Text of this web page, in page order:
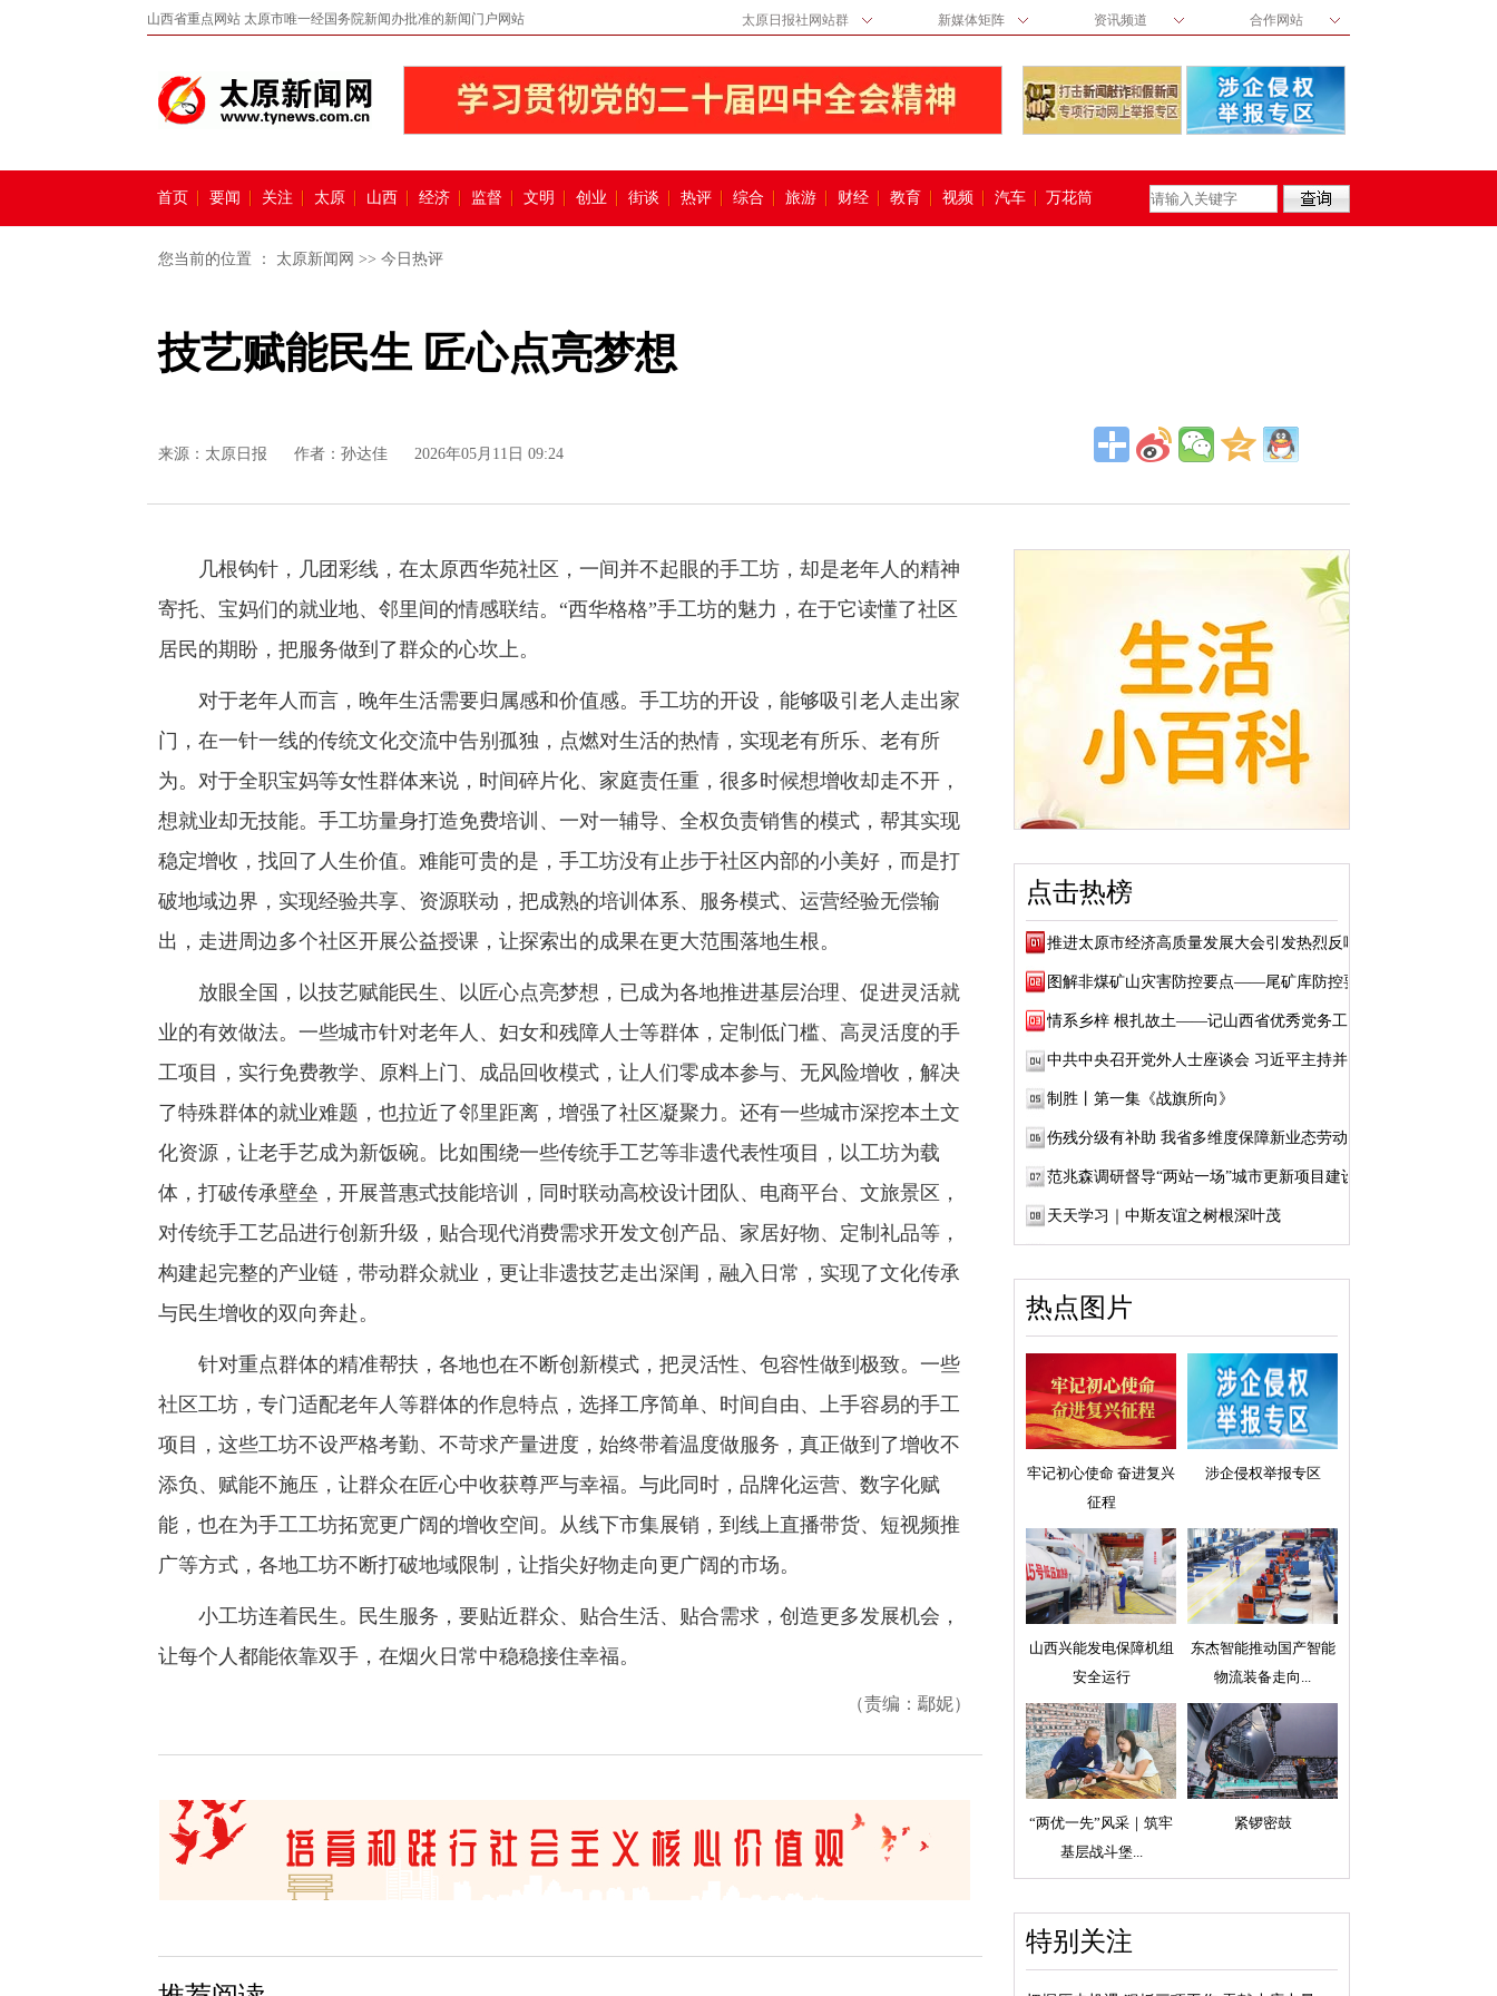
山西省重点网站 太原市唯一经国务院新闻办批准的新闻门户网站 太原日报社网站群 新媒体矩阵 资讯频道 合作网站
首页 要闻 关注 太原 山西 经济 监督 文明 创业 街谈 热评 综合 旅游 财经 教育 视频 汽车 万花筒
您当前的位置 ： 太原新闻网 >> 今日热评
技艺赋能民生 匠心点亮梦想
来源： 太原日报 作者：孙达佳 2026年05月11日 09:24
几根钩针，几团彩线，在太原西华苑社区，一间并不起眼的手工坊，却是老年人的精神
寄托、宝妈们的就业地、邻里间的情感联结。“西华格格”手工坊的魅力，在于它读懂了社区
居民的期盼，把服务做到了群众的心坎上。
对于老年人而言，晚年生活需要归属感和价值感。手工坊的开设，能够吸引老人走出家
门，在一针一线的传统文化交流中告别孤独，点燃对生活的热情，实现老有所乐、老有所
为。对于全职宝妈等女性群体来说，时间碎片化、家庭责任重，很多时候想增收却走不开，
想就业却无技能。手工坊量身打造免费培训、一对一辅导、全权负责销售的模式，帮其实现
稳定增收，找回了人生价值。难能可贵的是，手工坊没有止步于社区内部的小美好，而是打
破地域边界，实现经验共享、资源联动，把成熟的培训体系、服务模式、运营经验无偿输
出，走进周边多个社区开展公益授课，让探索出的成果在更大范围落地生根。
放眼全国，以技艺赋能民生、以匠心点亮梦想，已成为各地推进基层治理、促进灵活就
业的有效做法。一些城市针对老年人、妇女和残障人士等群体，定制低门槛、高灵活度的手
工项目，实行免费教学、原料上门、成品回收模式，让人们零成本参与、无风险增收，解决
了特殊群体的就业难题，也拉近了邻里距离，增强了社区凝聚力。还有一些城市深挖本土文
化资源，让老手艺成为新饭碗。比如围绕一些传统手工艺等非遗代表性项目，以工坊为载
体，打破传承壁垒，开展普惠式技能培训，同时联动高校设计团队、电商平台、文旅景区，
对传统手工艺品进行创新升级，贴合现代消费需求开发文创产品、家居好物、定制礼品等，
构建起完整的产业链，带动群众就业，更让非遗技艺走出深闺，融入日常，实现了文化传承
与民生增收的双向奔赴。
针对重点群体的精准帮扶，各地也在不断创新模式，把灵活性、包容性做到极致。一些
社区工坊，专门适配老年人等群体的作息特点，选择工序简单、时间自由、上手容易的手工
项目，这些工坊不设严格考勤、不苛求产量进度，始终带着温度做服务，真正做到了增收不
添负、赋能不施压，让群众在匠心中收获尊严与幸福。与此同时，品牌化运营、数字化赋
能，也在为手工工坊拓宽更广阔的增收空间。从线下市集展销，到线上直播带货、短视频推
广等方式，各地工坊不断打破地域限制，让指尖好物走向更广阔的市场。
小工坊连着民生。民生服务，要贴近群众、贴合生活、贴合需求，创造更多发展机会，
让每个人都能依靠双手，在烟火日常中稳稳接住幸福。
（责编：鄢妮）
点击热榜
推进太原市经济高质量发展大会引发热烈反响
图解非煤矿山灾害防控要点——尾矿库防控要点
情系乡梓 根扎故土——记山西省优秀党务工作...
中共中央召开党外人士座谈会 习近平主持并发...
制胜丨第一集《战旗所向》
伤残分级有补助 我省多维度保障新业态劳动者...
范兆森调研督导“两站一场”城市更新项目建设
天天学习｜中斯友谊之树根深叶茂
热点图片
牢记初心使命 奋进复兴
征程
涉企侵权举报专区
山西兴能发电保障机组
安全运行
东杰智能推动国产智能
物流装备走向...
“两优一先”风采｜筑牢
基层战斗堡...
紧锣密鼓
特别关注